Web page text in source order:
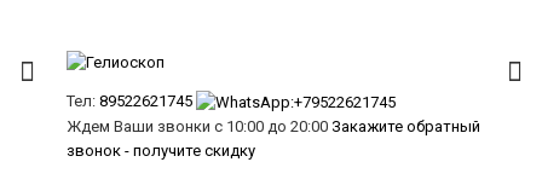
Тел: 89522621745
Ждем Ваши звонки с 10:00 до 20:00 Закажите обратный
звонок - получите скидку